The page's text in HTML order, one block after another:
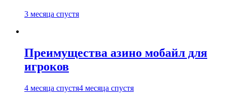
3 месяца спустя
Преимущества азино мобайл для
игроков
4 месяца спустя4 месяца спустя